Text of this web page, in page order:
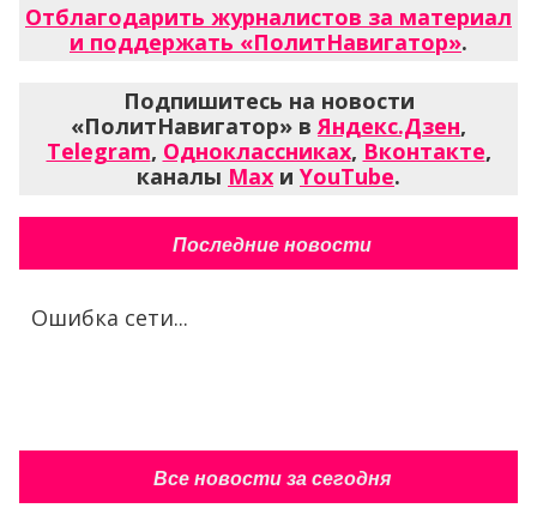
Отблагодарить журналистов за материал
и поддержать «ПолитНавигатор».
Подпишитесь на новости
«ПолитНавигатор» в Яндекс.Дзен,
Telegram, Одноклассниках, Вконтакте,
каналы Max и YouTube.
Последние новости
Ошибка сети...
Все новости за сегодня